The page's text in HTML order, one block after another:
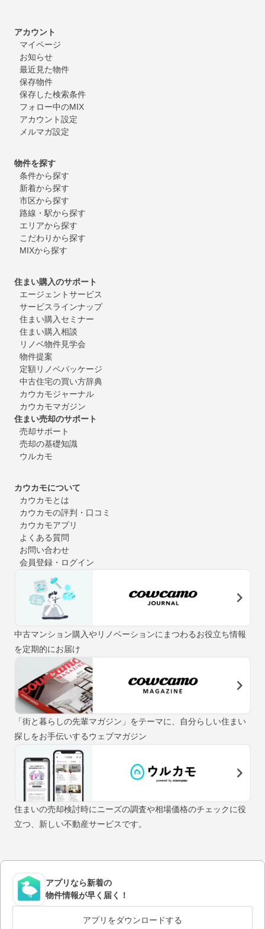
アカウント
マイページ
お知らせ
最近見た物件
保存物件
保存した検索条件
フォロー中のMIX
アカウント設定
メルマガ設定
物件を探す
条件から探す
新着から探す
市区から探す
路線・駅から探す
エリアから探す
こだわりから探す
MIXから探す
住まい購入のサポート
エージェントサービス
サービスラインナップ
住まい購入セミナー
住まい購入相談
リノベ物件見学会
物件提案
定額リノベパッケージ
中古住宅の買い方辞典
カウカモジャーナル
カウカモマガジン
住まい売却のサポート
売却サポート
売却の基礎知識
ウルカモ
カウカモについて
カウカモとは
カウカモの評判・口コミ
カウカモアプリ
よくある質問
お問い合わせ
会員登録・ログイン
中古マンション購入やリノベーションにまつわるお役立ち情報
を定期的にお届け
「街と暮らしの先輩マガジン」をテーマに、自分らしい住まい
探しをお手伝いするウェブマガジン
住まいの売却検討時にニーズの調査や相場価格のチェックに役
立つ、新しい不動産サービスです。
アプリなら新着の
物件情報が早く届く！
アプリをダウンロードする